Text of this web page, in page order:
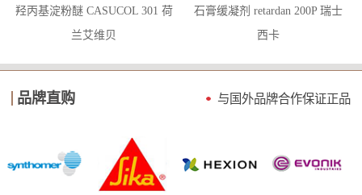
羟丙基淀粉醚 CASUCOL 301 荷
兰艾维贝
石膏缓凝剂 retardan 200P 瑞士
西卡
品牌直购 与国外品牌合作保证正品